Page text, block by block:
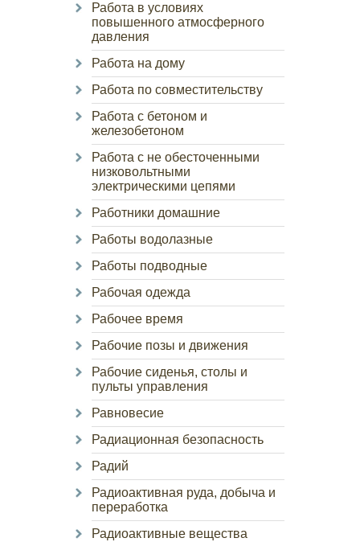
Работа в условиях
повышенного атмосферного
давления
Работа на дому
Работа по совместительству
Работа с бетоном и
железобетоном
Работа с не обесточенными
низковольтными
электрическими цепями
Работники домашние
Работы водолазные
Работы подводные
Рабочая одежда
Рабочее время
Рабочие позы и движения
Рабочие сиденья, столы и
пульты управления
Равновесие
Радиационная безопасность
Радий
Радиоактивная руда, добыча и
переработка
Радиоактивные вещества